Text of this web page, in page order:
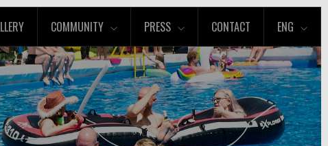
COMMUNITY PRESS CONTACT ENG